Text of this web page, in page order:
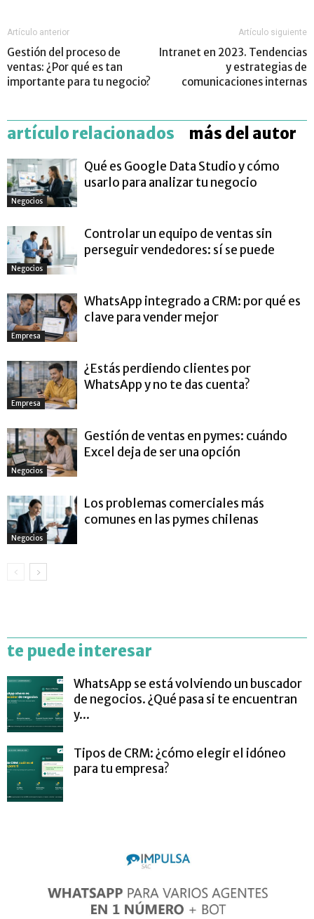
Artículo anterior
Gestión del proceso de
ventas: ¿Por qué es tan
importante para tu negocio?
Artículo siguiente
Intranet en 2023. Tendencias
y estrategias de
comunicaciones internas
artículo relacionados más del autor
Negocios
Qué es Google Data Studio y cómo
usarlo para analizar tu negocio
Negocios
Controlar un equipo de ventas sin
perseguir vendedores: sí se puede
Empresa
WhatsApp integrado a CRM: por qué es
clave para vender mejor
Empresa
¿Estás perdiendo clientes por
WhatsApp y no te das cuenta?
Negocios
Gestión de ventas en pymes: cuándo
Excel deja de ser una opción
Negocios
Los problemas comerciales más
comunes en las pymes chilenas
te puede interesar
WhatsApp se está volviendo un buscador
de negocios. ¿Qué pasa si te encuentran
y...
Tipos de CRM: ¿cómo elegir el idóneo
para tu empresa?